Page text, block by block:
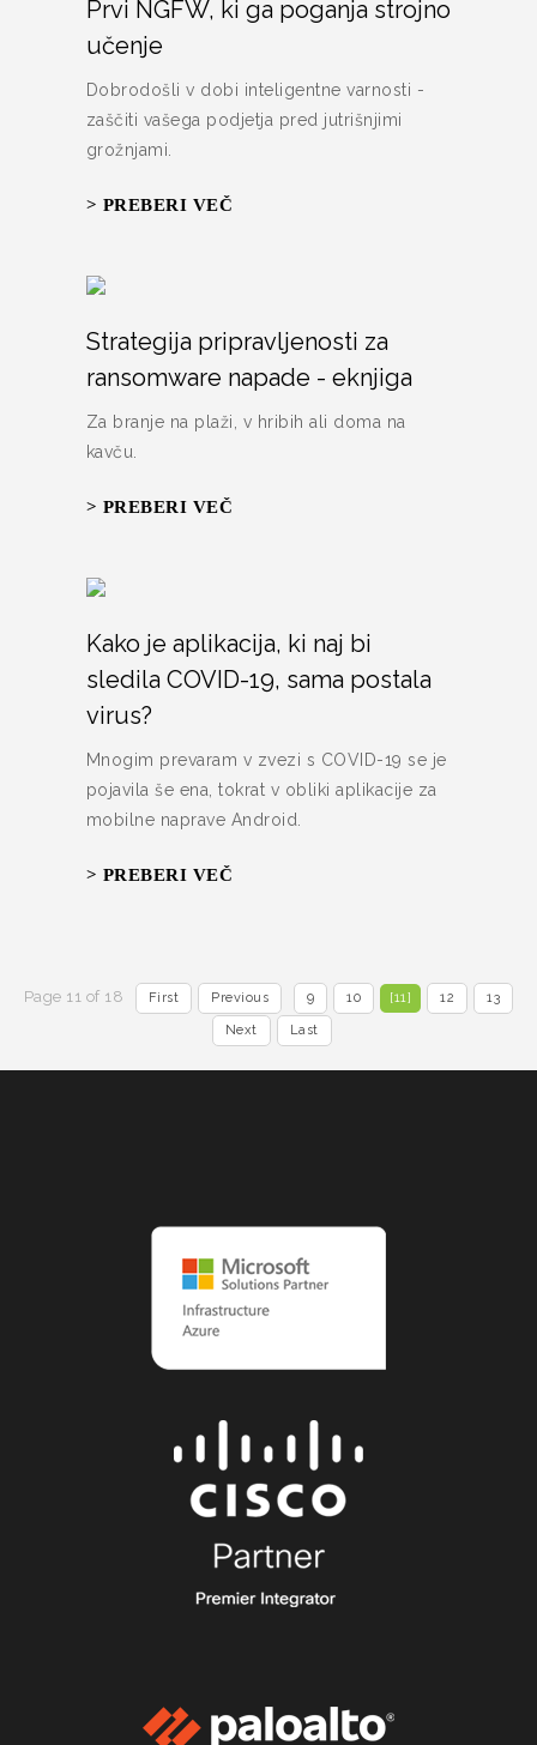
Prvi NGFW, ki ga poganja strojno
učenje
Dobrodošli v dobi inteligentne varnosti -
zaščiti vašega podjetja pred jutrišnjimi
grožnjami.
> PREBERI VEČ
Strategija pripravljenosti za
ransomware napade - eknjiga
Za branje na plaži, v hribih ali doma na
kavču.
> PREBERI VEČ
Kako je aplikacija, ki naj bi
sledila COVID-19, sama postala
virus?
Mnogim prevaram v zvezi s COVID-19 se je
pojavila še ena, tokrat v obliki aplikacije za
mobilne naprave Android.
> PREBERI VEČ
Page 11 of 18 First Previous 9 10 [11] 12 13
Next Last